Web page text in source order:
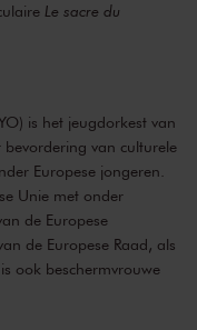
Le sacre du
is het jeugdorkest van
van culturele
Europese jongeren.
Unie met onder
de Europese
de Europese Raad, als
ook beschermvrouwe